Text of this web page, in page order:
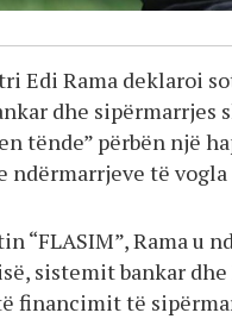
Edi Rama deklaroi
dhe sipërmarrjes
tënde” përbën një
ndërmarrjeve të vogla
“FLASIM”, Rama
sistemit bankar
financimit të